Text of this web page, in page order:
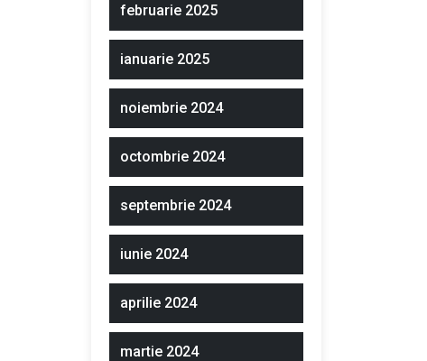
februarie 2025
ianuarie 2025
noiembrie 2024
octombrie 2024
septembrie 2024
iunie 2024
aprilie 2024
martie 2024